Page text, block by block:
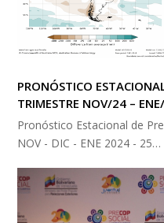
PRONÓSTICO
TRIMESTRE NOV/24 –
Pronóstico Estacional de
NOV - DIC - ENE 2024 - 25…